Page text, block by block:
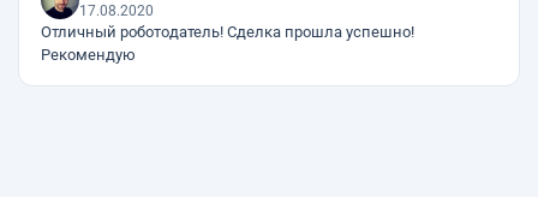
17.08.2020
Отличный роботодатель! Сделка прошла успешно!
Рекомендую